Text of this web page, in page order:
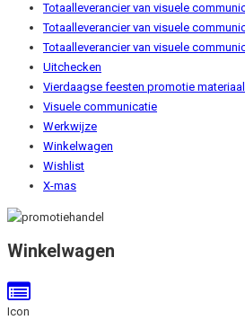
Totaalleverancier van visuele
Totaalleverancier van visuele
Totaalleverancier van visuele
Uitchecken
Vierdaagse feesten promotie materiaal
Visuele communicatie
Werkwijze
Winkelwagen
Wishlist
X-mas
Winkelwagen
Icon